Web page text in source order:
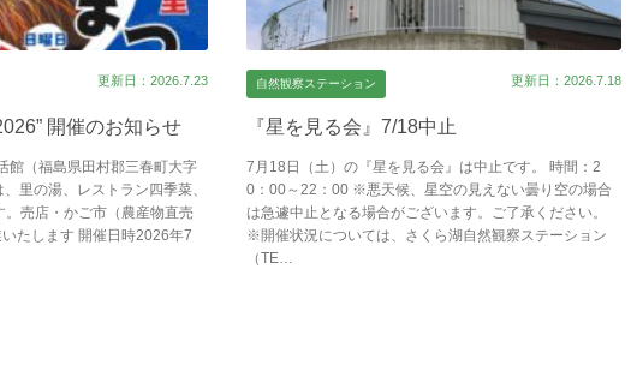
更新日：2026.7.23
開催のお知らせ
館（福島県田村郡三春町大字
里の湯、レストラン四季菜、
売店・かご市（農産物直売
たします 開催日時2026年7
自然観察ステーション 更新日：2026.7.18
『星を見る会』7/18中止
7月18日（土）の『星を見る会』は中止です。 時間：2
0：00～22：00 ※悪天候、星空の見えない曇り空の場合
は急遽中止となる場合がございます。ご了承ください。
※開催状況については、さくら湖自然観察ステーション
（TE…